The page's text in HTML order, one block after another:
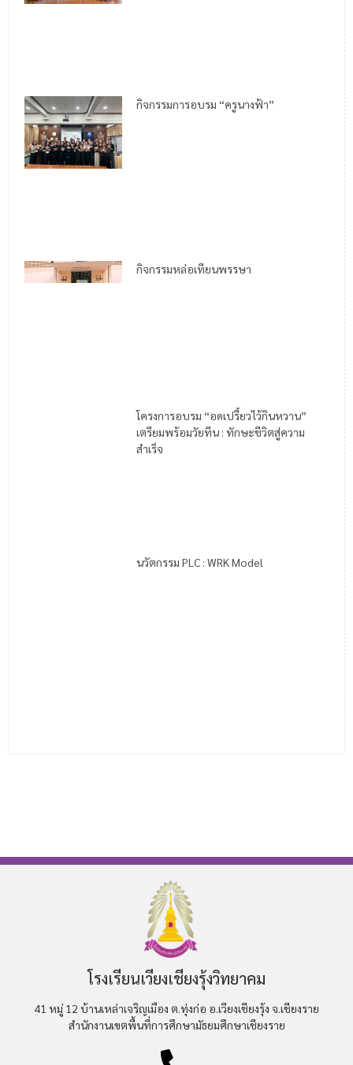
กิจกรรมการอบรม “ครูนางฟ้า”
กิจกรรมหล่อเทียนพรรษา
โครงการอบรม “อดเปรี้ยวไว้กินหวาน”
เตรียมพร้อมวัยทีน : ทักษะชีวิตสู่ความ
สำเร็จ
นวัตกรรม PLC : WRK Model
โรงเรียนเวียงเชียงรุ้งวิทยาคม
41 หมู่ 12 บ้านเหล่าเจริญเมือง ต.ทุ่งก่อ อ.เวียงเชียงรุ้ง จ.เชียงราย
สำนักงานเขตพื้นที่การศึกษามัธยมศึกษาเชียงราย